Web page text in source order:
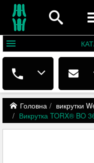
Головна
викрутки
Викрутка TORX® BO